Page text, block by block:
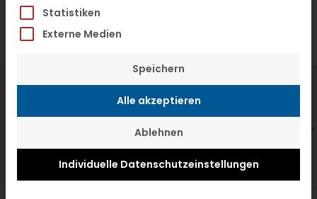
7. Juli 2026
VTL hat neuen Aufsichtsrat gewählt
Statistiken
Externe Medien
Speichern
Alle akzeptieren
Ablehnen
Individuelle Datenschutzeinstellungen